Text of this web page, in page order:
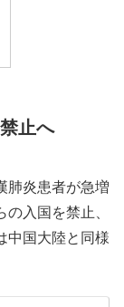
止へ
肺炎患者が急増
入国を禁止、
中国大陸と同様